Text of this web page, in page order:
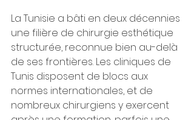
La Tunisie a bâti en deux décennies
une filière de chirurgie esthétique
structurée, reconnue bien au-delà
de ses frontières. Les cliniques de
Tunis disposent de blocs aux
normes internationales, et de
nombreux chirurgiens y exercent